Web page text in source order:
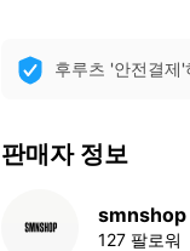
후루츠 '안전결제
판매자 정보
smnshop
127 팔로워